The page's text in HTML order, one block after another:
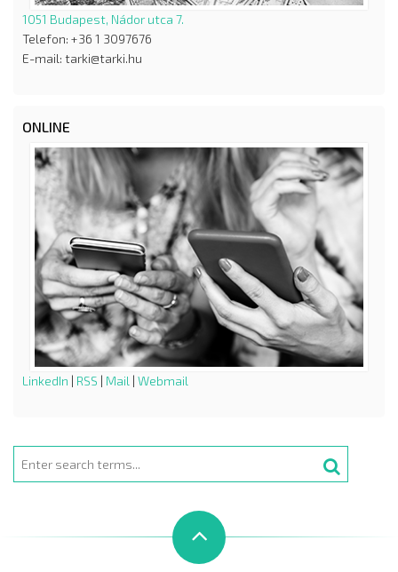
1051 Budapest, Nádor utca 7.
Telefon: +36 1 3097676
E-mail: tarki@tarki.hu
ONLINE
LinkedIn | RSS | Mail | Webmail